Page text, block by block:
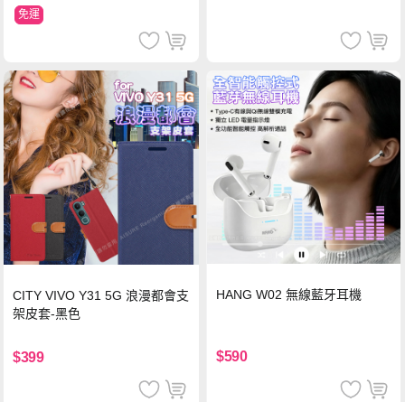
免運
CITY VIVO Y31 5G 浪漫都會支
架皮套-黑色
$399
HANG W02 無線藍牙耳機
$590